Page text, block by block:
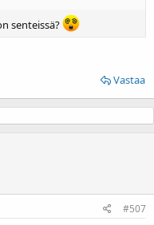
senteissä?
Vastaa
#507